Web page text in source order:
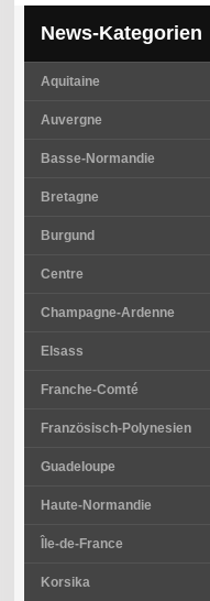
News-Kategorien
Aquitaine
Auvergne
Basse-Normandie
Bretagne
Burgund
Centre
Champagne-Ardenne
Elsass
Franche-Comté
Französisch-Polynesien
Guadeloupe
Haute-Normandie
Île-de-France
Korsika